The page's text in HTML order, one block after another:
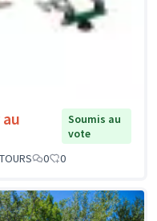
Soumis au
vote
0 0